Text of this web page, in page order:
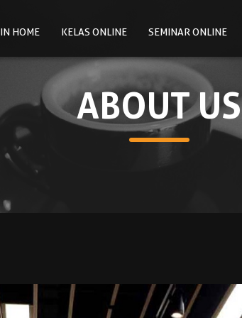
HOME KELAS ONLINE SEMINAR ONLINE
ABOUT US